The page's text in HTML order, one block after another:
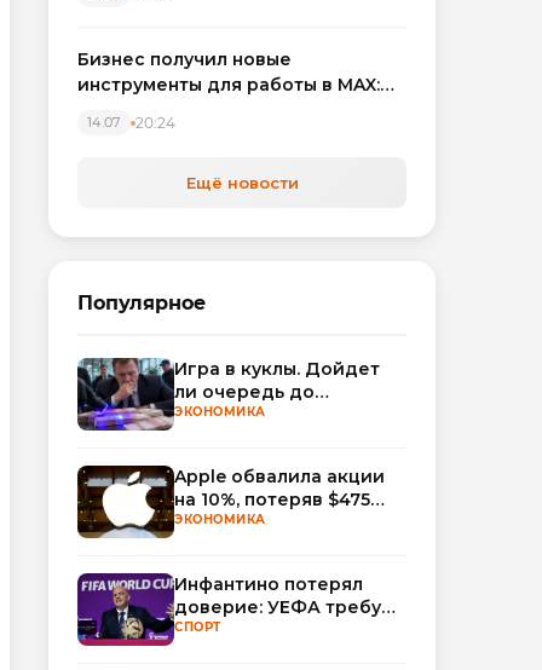
Бизнес получил новые
инструменты для работы в MAX:
автоматизируют обработку
14.07 20:24
Ещё новости
Популярное
Игра в куклы. Дойдет
ли очередь до
Миллера?
ЭКОНОМИКА
Apple обвалила акции
на 10%, потеряв $475
млрд капитализации
ЭКОНОМИКА
Инфантино потерял
доверие: УЕФА требует
смены руководства
СПОРТ